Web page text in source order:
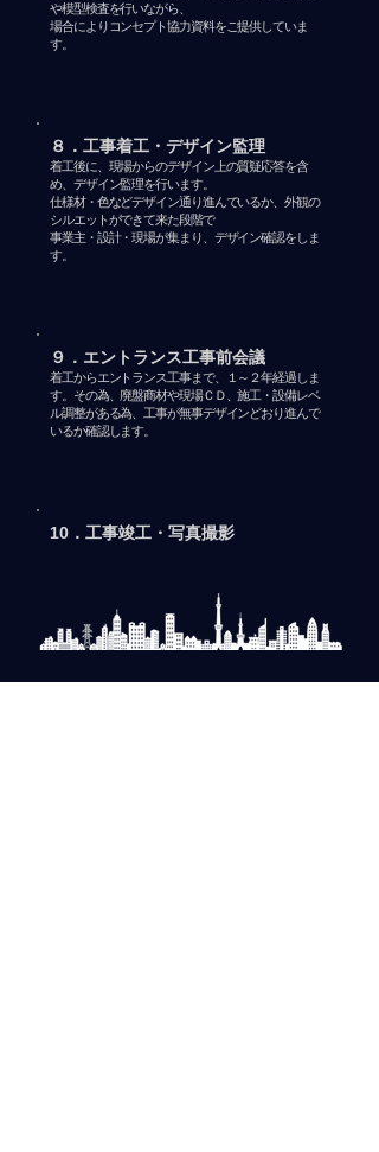
や模型検査を行いながら、
場合によりコンセプト協力資料をご提供していま
す。
８．工事着工・デザイン監理
​着工後に、現場からのデザイン上の質疑応答を含
め、デザイン監理を行います。
仕様材・色などデザイン通り進んでいるか、 外観の
シルエットができて来た段階で
​事業主・設計・現場が集まり、デザイン確認をしま
す。
９．エントランス工事前会議
​着工からエントランス工事まで、１～２年経過しま
す。その為、廃盤商材や現場ＣＤ、施工・設備レベ
ル調整がある為、工事が無事デザインどおり進んで
いるか確認します。
10．工事竣工・写真撮影